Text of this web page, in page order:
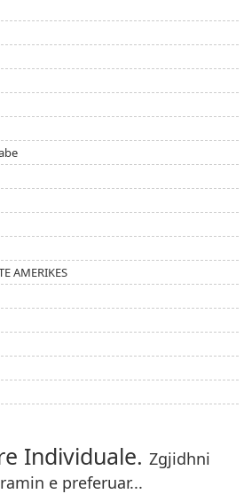
AMERIKES
Individuale. Zgjidhni
e preferuar...